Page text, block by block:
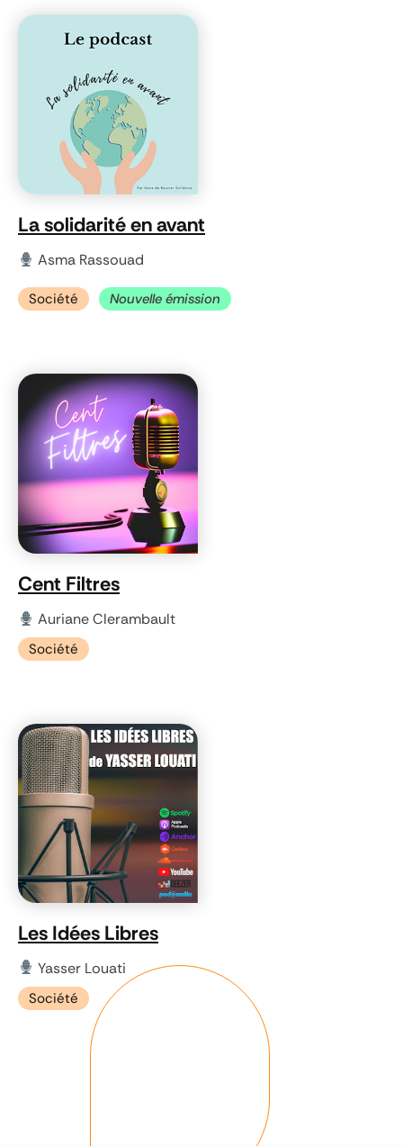
La solidarité en avant
Asma Rassouad
Société Nouvelle émission
Cent Filtres
Auriane Clerambault
Société
Les Idées Libres
Yasser Louati
Société